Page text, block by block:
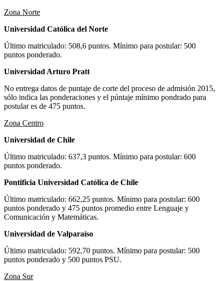
Zona Norte
Universidad Católica del Norte
Último matriculado: 508,6 puntos. Mínimo para postular: 500
puntos ponderado.
Universidad Arturo Pratt
No entrega datos de puntaje de corte del proceso de admisión 2015,
sólo indica las ponderaciones y el púntaje mínimo pondrado para
postular es de 475 puntos.
Zona Centro
Universidad de Chile
Último matriculado: 637,3 puntos. Mínimo para postular: 600
puntos ponderado.
Pontificia Universidad Católica de Chile
Último matriculado: 662,25 puntos. Mínimo para postular: 600
puntos ponderado y 475 puntos promedio entre Lenguaje y
Comunicación y Matemáticas.
Universidad de Valparaíso
Último matriculado: 592,70 puntos. Mínimo para postular: 500
puntos ponderado y 500 puntos PSU.
Zona Sur